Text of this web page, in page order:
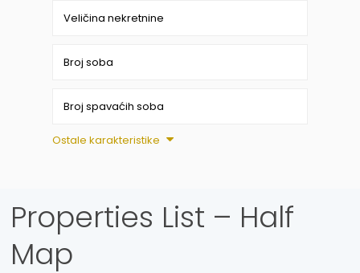
Ostale karakteristike
Properties List – Half
Map